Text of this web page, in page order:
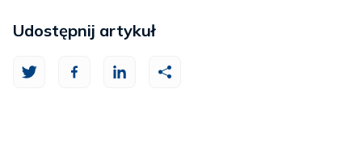
Udostępnij artykuł